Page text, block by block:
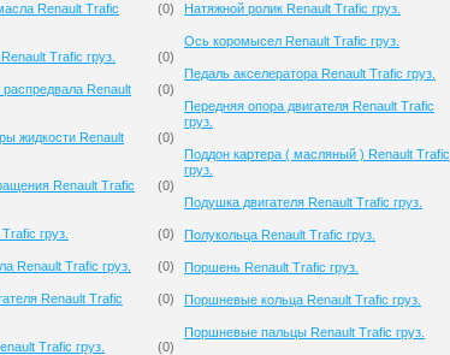
Renault Trafic
(0)
Trafic груз. (0)
Renault
(0)
жидкости Renault
(0)
Renault Trafic
(0)
груз. (0)
Renault Trafic груз. (0)
Renault Trafic
(0)
Trafic груз. (0)
Натяжной ролик Renault Trafic груз.
Ось коромысел Renault Trafic груз.
Педаль акселератора Renault Trafic груз.
Передняя опора двигателя Renault Trafic
груз.
Поддон картера ( масляный ) Renault Trafic
груз.
Подушка двигателя Renault Trafic груз.
Полукольца Renault Trafic груз.
Поршень Renault Trafic груз.
Поршневые кольца Renault Trafic груз.
Поршневые пальцы Renault Trafic груз.